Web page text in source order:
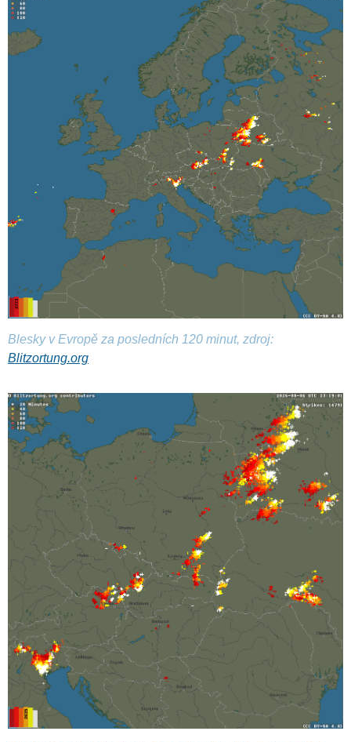
Blesky v Evropě za posledních 120 minut, zdroj:
Blitzortung.org